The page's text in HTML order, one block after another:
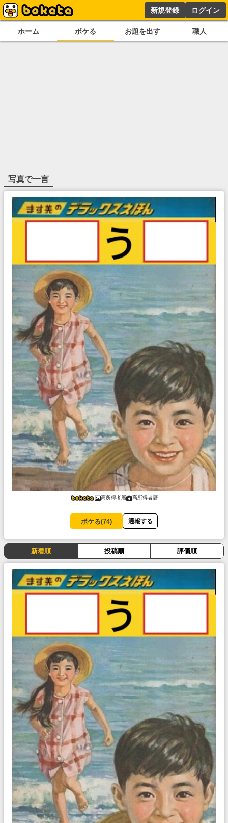
新規登録 ログイン
ホーム ボケる お題を出す 職人
写真で一言
高所得者層 高所得者層
ボケる(74) 通報する
新着順 投稿順 評価順